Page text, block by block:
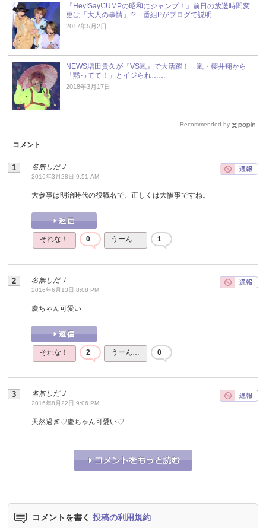
『Hey!Say!JUMPの昭和にジャンプ！』前日の放送時間変
更は「大人の事情」!? 番組Pがブログで説明
2017年5月2日
NEWS増田貴久が『VS嵐』で大活躍！ 嵐・櫻井翔から
「黙ってて！」とイジられ……
2018年3月17日
Recommended by
コメント
名無しだＪ
2016年3月28日 9:51 AM
大参事は明治時代の役職名で、正しくは大惨事ですね。
それな！ 0 うーん… 1
名無しだＪ
2016年6月13日 8:08 PM
慶ちゃん可愛い
それな！ 2 うーん… 0
名無しだＪ
2016年8月22日 9:06 PM
天然過ぎ♡慶ちゃん可愛い♡
1 うーん… 0
コメントを書く 投稿の利用規約